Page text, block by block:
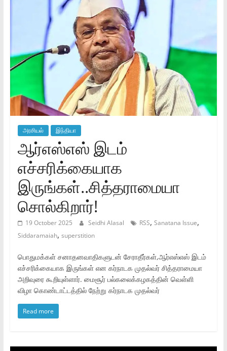
அரசியல் இந்தியா
ஆர்எஸ்எஸ் இடம்
எச்சரிக்கையாக
இருங்கள்..சித்தராமையா
சொல்கிறார்!
19 October 2025 Seidhi Alasal RSS, Sanatana Issue,
Siddaramaiah, superstition
பொதுமக்கள் சனாதனவாதிகளுடன் சேராதீர்கள்,ஆர்எஸ்எஸ் இடம்
எச்சரிக்கையாக இருங்கள் என கர்நாடக முதல்வர் சித்தராமையா
அறிவுரை கூறியுள்ளார். மைசூர் பல்கலைக்கழகத்தின் வெள்ளி
விழா கொண்டாட்டத்தில் நேற்று கர்நாடக முதல்வர்
Read more